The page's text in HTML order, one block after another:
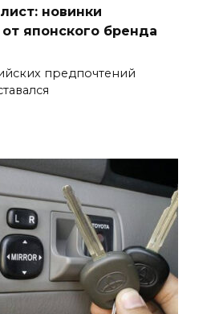
новинки
японского бренда
предпочтений